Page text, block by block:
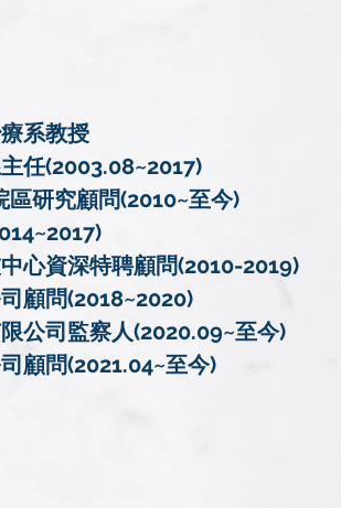
系教授
任(2003.08~2017)
研究顧問(2010~至今)
心資深特聘顧問(2010-2019)
顧問(2018~2020)
公司監察人(2020.09~至今)
顧問(2021.04~至今)